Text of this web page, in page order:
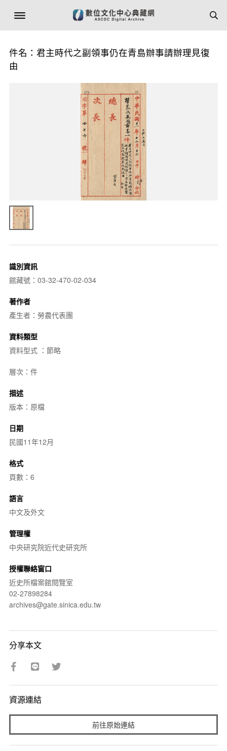
件名：君主時代之副領事仍在青島辦事請辦理見復
由
識別資訊
館藏號：03-32-470-02-034
著作者
產生者：勞農代表團
資料類型
資料型式 ：節略
層次：件
描述
版本：原檔
日期
民國11年12月
格式
頁數：6
語言
中文及外文
管理權
中央研究院近代史研究所
授權聯絡窗口
近史所檔案館閱覽室
02-27898284
archives@gate.sinica.edu.tw
分享本文
資源連結
前往原始連結